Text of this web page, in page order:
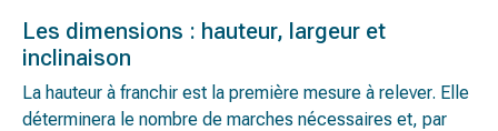
Les dimensions : hauteur, largeur et
inclinaison
La hauteur à franchir est la première mesure à relever. Elle
déterminera le nombre de marches nécessaires et, par